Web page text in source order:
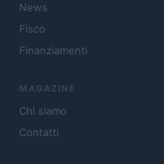
News
Fisco
Finanziamenti
MAGAZINE
Chi siamo
Contatti